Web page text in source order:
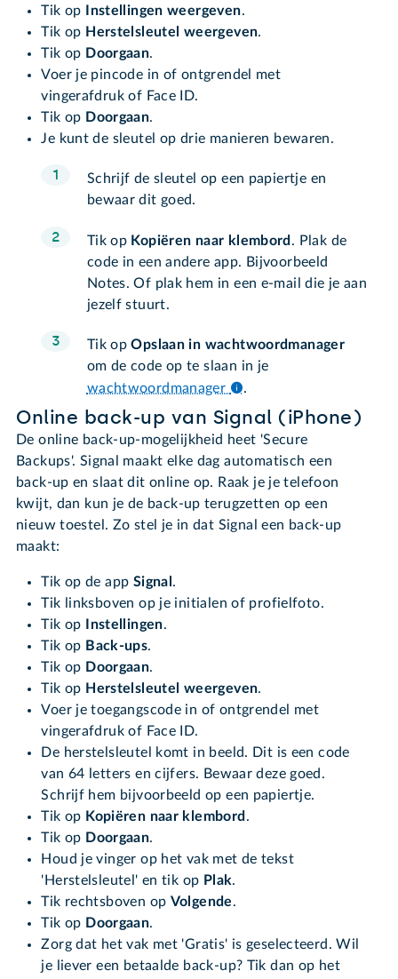
Tik op Instellingen weergeven.
Tik op Herstelsleutel weergeven.
Tik op Doorgaan.
Voer je pincode in of ontgrendel met
vingerafdruk of Face ID.
Tik op Doorgaan.
Je kunt de sleutel op drie manieren bewaren.
Schrijf de sleutel op een papiertje en
bewaar dit goed.
Tik op Kopiëren naar klembord . Plak de
code in een andere app. Bijvoorbeeld
Notes. Of plak hem in een e-mail die je aan
jezelf stuurt.
Tik opOpslaan in wachtwoordmanager
om de code op te slaan in je
wachtwoordmanager
.
Online back-up van Signal (iPhone)
De online back-up-mogelijkheid heet 'Secure
Backups'. Signal maakt elke dag automatisch een
back-up en slaat dit online op. Raak je je telefoon
kwijt, dan kun je de back-up terugzetten op een
nieuw toestel. Zo stel je in dat Signal een back-up
maakt:
Tik op de app Signal .
Tik linksboven op je initialen of profielfoto.
Tik op
Instellingen.
Tik op Back-ups.
Tik op Doorgaan.
Tik op Herstelsleutel weergeven.
Voer je toegangscode in of ontgrendel met
vingerafdruk of Face ID.
De herstelsleutel komt in beeld. Dit is een code
van 64 letters en cijfers. Bewaar deze goed.
Schrijf hem bijvoorbeeld op een papiertje.
Tik op Kopiëren naar klembord .
Tik op Doorgaan.
Houd je vinger op het vak met de tekst
'Herstelsleutel' en tik op Plak.
Tik rechtsboven op Volgende.
Tik op Doorgaan.
Zorg dat het vak met 'Gratis' is geselecteerd. Wil
je liever een betaalde back-up? Tik dan op het